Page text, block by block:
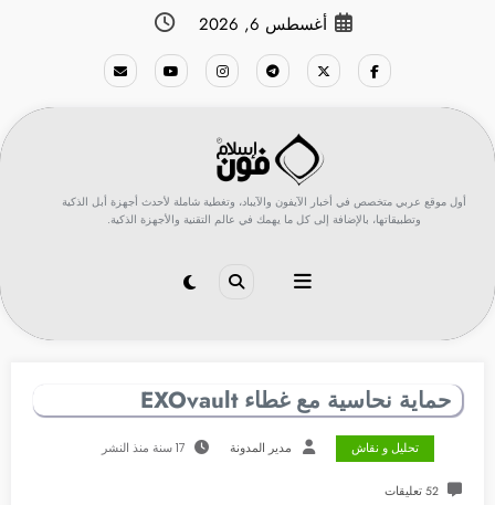
أغسطس 6, 2026
أول موقع عربي متخصص في أخبار الآيفون والآيباد، وتغطية شاملة لأحدث أجهزة أبل الذكية
وتطبيقاتها، بالإضافة إلى كل ما يهمك في عالم التقنية والأجهزة الذكية.
حماية نحاسية مع غطاء EXOvault
تحليل و نقاش مدير المدونة 17 سنة منذ النشر
52 تعليقات